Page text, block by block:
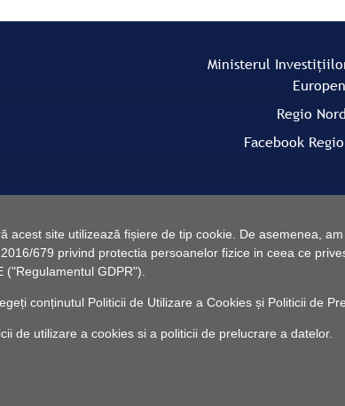
site utilizează fișiere de tip cookie. De asemenea,
679 privind protectia persoanelor fizice in ceea ce
GDPR").
conținutul Politicii de Utilizare a Cookiesși Politicii de
de utilizare a cookies si a politicii de prelucrare a datelor.
Ministerul
Regio
Facebook